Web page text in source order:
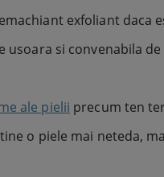
exfoliant daca
usoara si convenabila
ale pielii precum ten
o piele mai neteda,